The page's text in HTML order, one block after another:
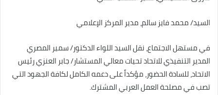
السيد/ محمد فايز سالم، مدير المركز الإعلامي
في مستهل الاجتماع، نقل السيد اللواء الدكتور/ سمير المصري
المدير التنفيذي للاتحاد تحيات معالي المستشار/ جابر العنزي رئيس
الاتحاد، للسادة الحضور، مؤكداً على دعمه الكامل لكافة الجهود التي
تصب في مصلحة العمل العربي المشترك.